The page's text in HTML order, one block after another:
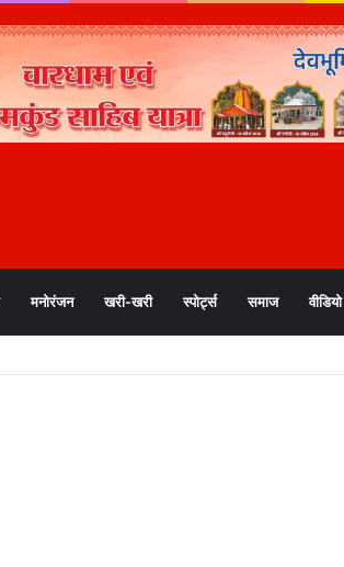
मनोरंजन खरी-खरी स्पोर्ट्स समाज वीडियो
केंद्र बंद; अलर्ट जारी